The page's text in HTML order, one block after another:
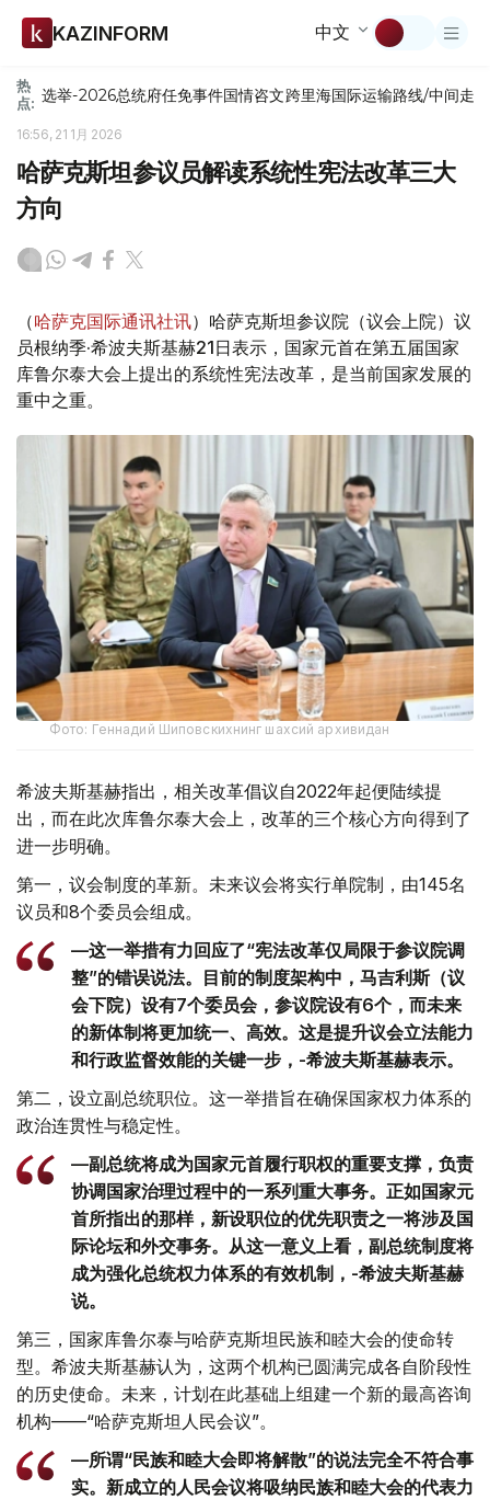
KAZINFORM 中文
热
点: 选举-2026总统府任免事件国情咨文跨里海国际运输路线/中间走廊
16:56, 21 1月 2026
哈萨克斯坦参议员解读系统性宪法改革三大
方向
（哈萨克国际通讯社讯）哈萨克斯坦参议院（议会上院）议
员根纳季·希波夫斯基赫21日表示，国家元首在第五届国家
库鲁尔泰大会上提出的系统性宪法改革，是当前国家发展的
重中之重。
Фото: Геннадий Шиповскихнинг шахсий архивидан
希波夫斯基赫指出，相关改革倡议自2022年起便陆续提
出，而在此次库鲁尔泰大会上，改革的三个核心方向得到了
进一步明确。
第一，议会制度的革新。未来议会将实行单院制，由145名
议员和8个委员会组成。
—这一举措有力回应了“宪法改革仅局限于参议院调
整”的错误说法。目前的制度架构中，马吉利斯（议
会下院）设有7个委员会，参议院设有6个，而未来
的新体制将更加统一、高效。这是提升议会立法能力
和行政监督效能的关键一步，-希波夫斯基赫表示。
第二，设立副总统职位。这一举措旨在确保国家权力体系的
政治连贯性与稳定性。
—副总统将成为国家元首履行职权的重要支撑，负责
协调国家治理过程中的一系列重大事务。正如国家元
首所指出的那样，新设职位的优先职责之一将涉及国
际论坛和外交事务。从这一意义上看，副总统制度将
成为强化总统权力体系的有效机制，-希波夫斯基赫
说。
第三，国家库鲁尔泰与哈萨克斯坦民族和睦大会的使命转
型。希波夫斯基赫认为，这两个机构已圆满完成各自阶段性
的历史使命。未来，计划在此基础上组建一个新的最高咨询
机构——“哈萨克斯坦人民会议”。
—所谓“民族和睦大会即将解散”的说法完全不符合事
实。新成立的人民会议将吸纳民族和睦大会的代表力